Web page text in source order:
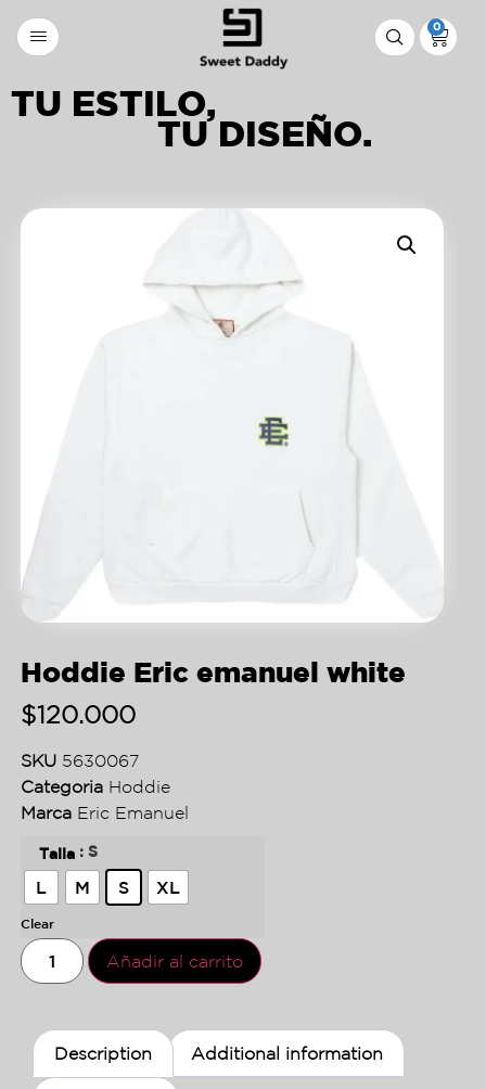
0
TU ESTILO,
TU DISEÑO.
Hoddie Eric emanuel white
$120.000
SKU 5630067
Categoria Hoddie
Marca Eric Emanuel
Talla : S
L M S XL
Clear
Añadir al carrito
Description Additional information